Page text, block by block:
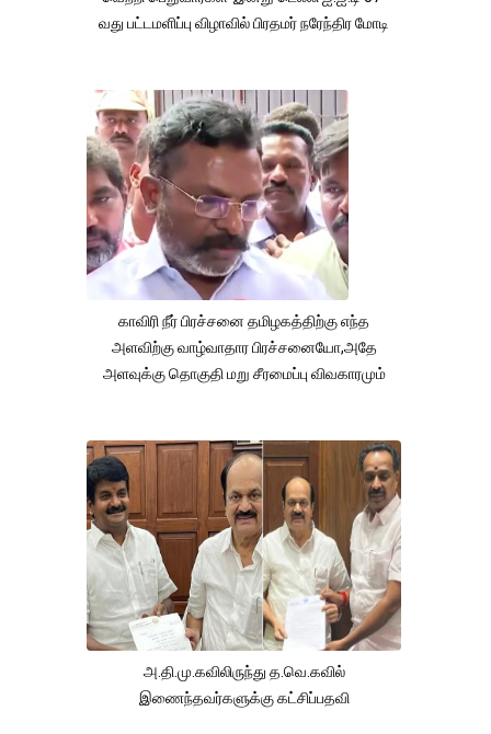
வது பட்டமளிப்பு விழாவில் பிரதமர் நரேந்திர மோடி
காவிரி நீர் பிரச்சனை தமிழகத்திற்கு எந்த
அளவிற்கு வாழ்வாதார பிரச்சனையோ,அதே
அளவுக்கு தொகுதி மறு சீரமைப்பு விவகாரமும்
அ.தி.மு.கவிலிருந்து த.வெ.கவில்
இணைந்தவர்களுக்கு கட்சிப்பதவி